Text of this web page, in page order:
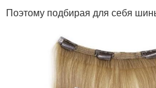
Поэтому подбирая для себя